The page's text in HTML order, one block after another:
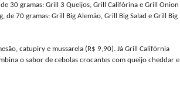
30 gramas: Grill 3 Queijos, Grill Califórina e Grill Onion
de 70 gramas: Grill Big Alemão, Grill Big Salad e Grill Big
catupiry e mussarela (R$ 9,90). Já Grill Califórnia
o sabor de cebolas crocantes com queijo cheddar e